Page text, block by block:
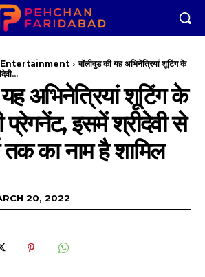
Entertainment
बॉलीवुड की यह अभिनेत्रियां शूटिंग के
अभिनेत्रियां शूटिंग के
प्रेगनेंट, इसमें श्रीदेवी से
तक का नाम है शामिल
20, 2022